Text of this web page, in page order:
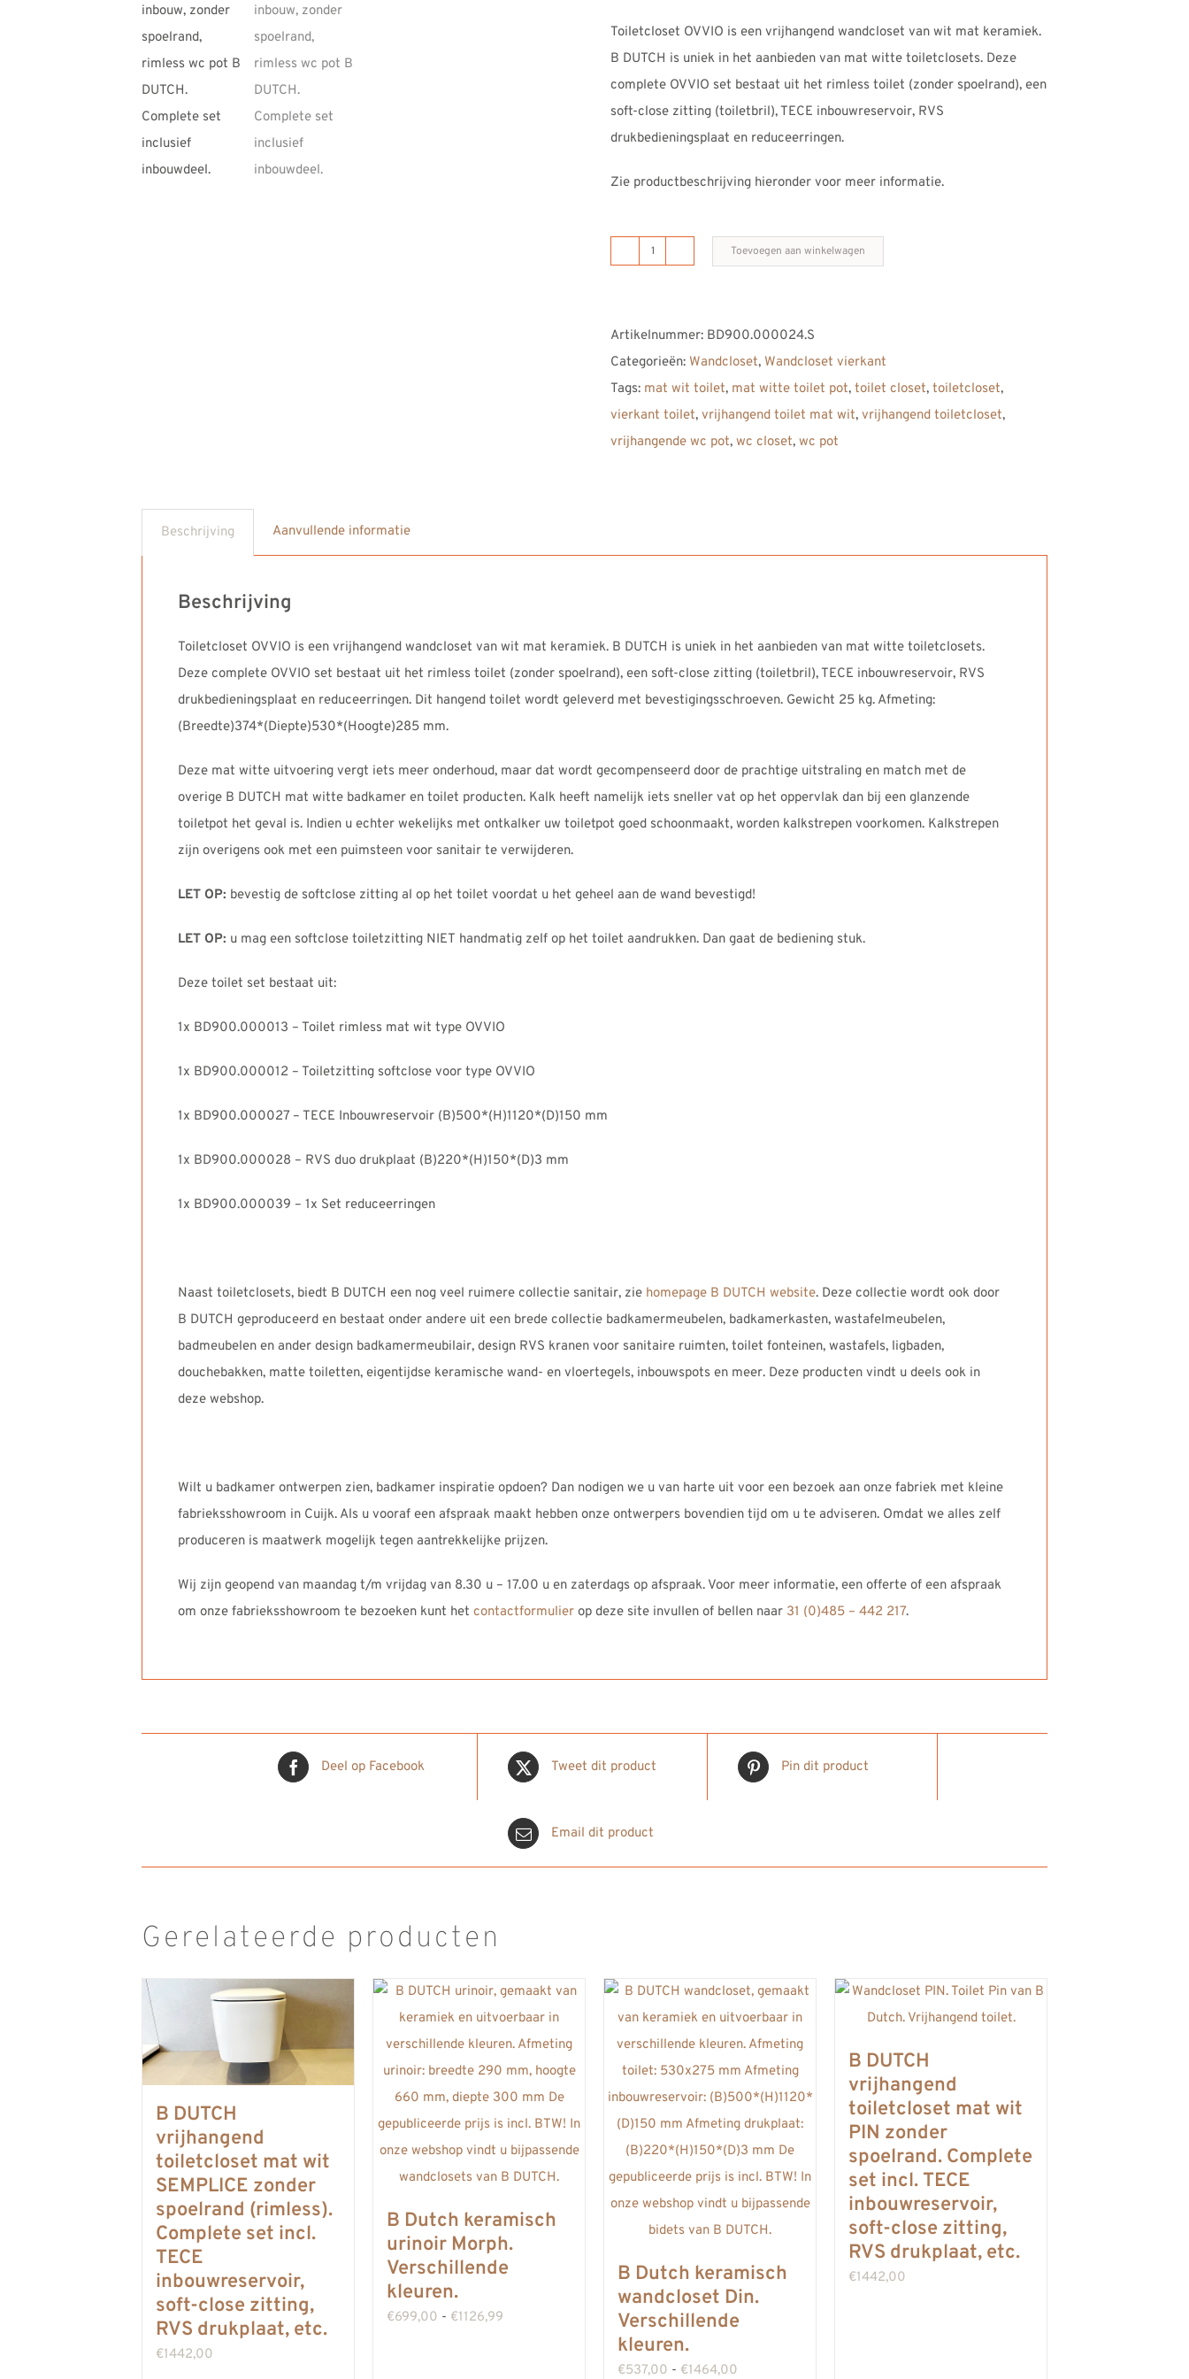
Toiletcloset OVVIO is een vrijhangend wandcloset van wit mat keramiek.
B DUTCH is uniek in het aanbieden van mat witte toiletclosets. Deze
complete OVVIO set bestaat uit het rimless toilet (zonder spoelrand), een
soft-close zitting (toiletbril), TECE inbouwreservoir, RVS
drukbedieningsplaat en reduceerringen.
Zie productbeschrijving hieronder voor meer informatie.
B
toiletcloset
mat
wit
OVVIO
zonder
incl.
etc.
aantal
Toevoegen aan winkelwagen
Artikelnummer: BD900.000024.S
Categorieën: Wandcloset, Wandcloset vierkant
Tags: mat wit toilet, mat witte toilet pot, toilet closet, toiletcloset,
vierkant toilet, vrijhangend toilet mat wit, vrijhangend toiletcloset,
vrijhangende wc pot, wc closet, wc pot
Beschrijving Aanvullende informatie
Beschrijving
Toiletcloset OVVIO is een vrijhangend wandcloset van wit mat keramiek. B DUTCH is uniek in het aanbieden van mat witte toiletclosets.
Deze complete OVVIO set bestaat uit het rimless toilet (zonder spoelrand), een soft-close zitting (toiletbril), TECE inbouwreservoir, RVS
drukbedieningsplaat en reduceerringen. Dit hangend toilet wordt geleverd met bevestigingsschroeven. Gewicht 25 kg. Afmeting:
(Breedte)374*(Diepte)530*(Hoogte)285 mm.
Deze mat witte uitvoering vergt iets meer onderhoud, maar dat wordt gecompenseerd door de prachtige uitstraling en match met de
overige B DUTCH mat witte badkamer en toilet producten. Kalk heeft namelijk iets sneller vat op het oppervlak dan bij een glanzende
toiletpot het geval is. Indien u echter wekelijks met ontkalker uw toiletpot goed schoonmaakt, worden kalkstrepen voorkomen. Kalkstrepen
zijn overigens ook met een puimsteen voor sanitair te verwijderen.
LET OP: bevestig de softclose zitting al op het toilet voordat u het geheel aan de wand bevestigd!
LET OP: u mag een softclose toiletzitting NIET handmatig zelf op het toilet aandrukken. Dan gaat de bediening stuk.
Deze toilet set bestaat uit:
1x BD900.000013 – Toilet rimless mat wit type OVVIO
1x BD900.000012 – Toiletzitting softclose voor type OVVIO
1x BD900.000027 – TECE Inbouwreservoir (B)500*(H)1120*(D)150 mm
1x BD900.000028 – RVS duo drukplaat (B)220*(H)150*(D)3 mm
1x BD900.000039 – 1x Set reduceerringen
Naast toiletclosets, biedt B DUTCH een nog veel ruimere collectie sanitair, zie homepage B DUTCH website. Deze collectie wordt ook door
B DUTCH geproduceerd en bestaat onder andere uit een brede collectie badkamermeubelen, badkamerkasten, wastafelmeubelen,
badmeubelen en ander design badkamermeubilair, design RVS kranen voor sanitaire ruimten, toilet fonteinen, wastafels, ligbaden,
douchebakken, matte toiletten, eigentijdse keramische wand- en vloertegels, inbouwspots en meer. Deze producten vindt u deels ook in
deze webshop.
Wilt u badkamer ontwerpen zien, badkamer inspiratie opdoen? Dan nodigen we u van harte uit voor een bezoek aan onze fabriek met kleine
fabrieksshowroom in Cuijk. Als u vooraf een afspraak maakt hebben onze ontwerpers bovendien tijd om u te adviseren. Omdat we alles zelf
produceren is maatwerk mogelijk tegen aantrekkelijke prijzen.
Wij zijn geopend van maandag t/m vrijdag van 8.30 u – 17.00 u en zaterdags op afspraak. Voor meer informatie, een offerte of een afspraak
om onze fabrieksshowroom te bezoeken kunt het contactformulier op deze site invullen of bellen naar 31 (0)485 – 442 217.
Deel op Facebook Tweet dit product Pin dit product
Email dit product
Gerelateerde producten
B DUTCH
vrijhangend
toiletcloset mat wit
SEMPLICE zonder
spoelrand (rimless).
Complete set incl.
TECE
inbouwreservoir,
soft-close zitting,
RVS drukplaat, etc.
€1442,00
B Dutch keramisch
urinoir Morph.
Verschillende
kleuren.
€699,00 - €1126,99
B Dutch keramisch
wandcloset Din.
Verschillende
kleuren.
€537,00 - €1464,00
B DUTCH
vrijhangend
toiletcloset mat wit
PIN zonder
spoelrand. Complete
set incl. TECE
inbouwreservoir,
soft-close zitting,
RVS drukplaat, etc.
€1442,00